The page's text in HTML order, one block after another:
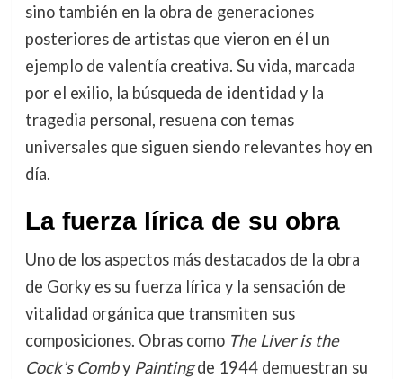
sino también en la obra de generaciones
posteriores de artistas que vieron en él un
ejemplo de valentía creativa. Su vida, marcada
por el exilio, la búsqueda de identidad y la
tragedia personal, resuena con temas
universales que siguen siendo relevantes hoy en
día.
La fuerza lírica de su obra
Uno de los aspectos más destacados de la obra
de Gorky es su fuerza lírica y la sensación de
vitalidad orgánica que transmiten sus
composiciones. Obras como The Liver is the
Cock’s Comby Paintingde 1944 demuestran su